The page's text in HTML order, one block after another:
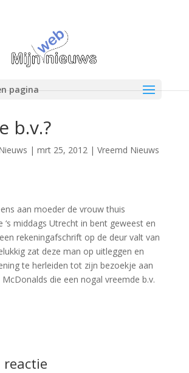
pagina
b.v.?
| mrt 25, 2012| Vreemd Nieuws
aan moeder de vrouw thuis
‘s middags Utrecht in bent geweest en
rekeningafschrift op de deur valt van
zat deze man op uitleggen en
te herleiden tot zijn bezoekje aan
die een nogal vreemde b.v.
reactie